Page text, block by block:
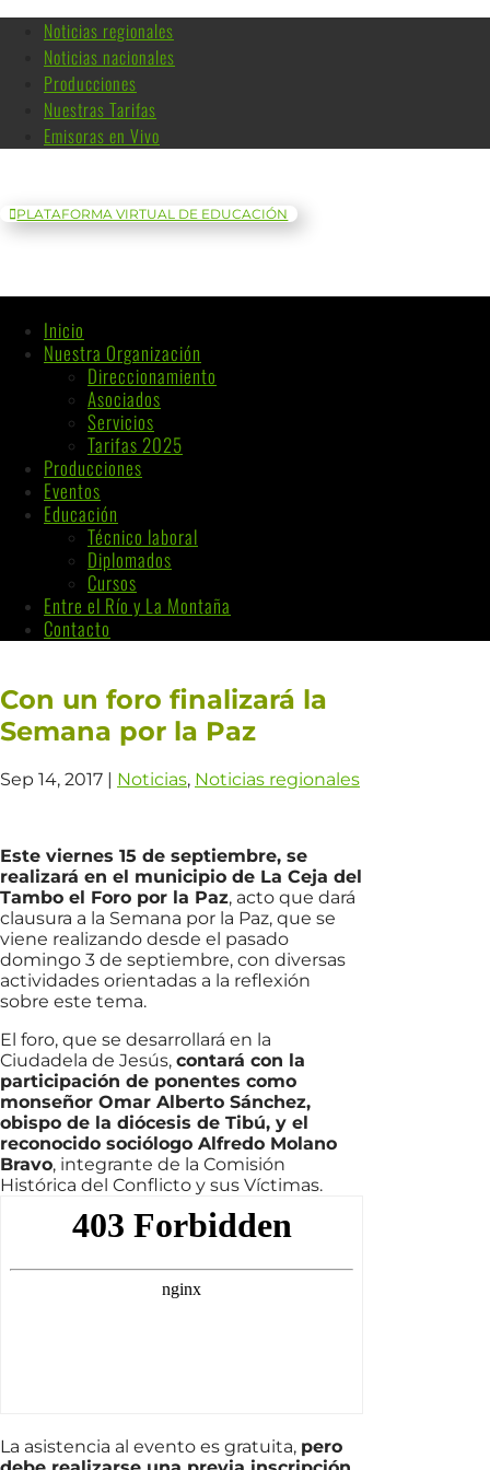
Noticias regionales
Noticias nacionales
Producciones
Nuestras Tarifas
Emisoras en Vivo
PLATAFORMA VIRTUAL DE EDUCACIÓN
Inicio
Nuestra Organización
Direccionamiento
Asociados
Servicios
Tarifas 2025
Producciones
Eventos
Educación
Técnico laboral
Diplomados
Cursos
Entre el Río y La Montaña
Contacto
Con un foro finalizará la
Semana por la Paz
Sep 14, 2017 | Noticias, Noticias regionales
Este viernes 15 de septiembre, se
realizará en el municipio de La Ceja del
Tambo el Foro por la Paz, acto que dará
clausura a la Semana por la Paz, que se
viene realizando desde el pasado
domingo 3 de septiembre, con diversas
actividades orientadas a la reflexión
sobre este tema.
El foro, que se desarrollará en la
Ciudadela de Jesús, contará con la
participación de ponentes como
monseñor Omar Alberto Sánchez,
obispo de la diócesis de Tibú, y el
reconocido sociólogo Alfredo Molano
Bravo, integrante de la Comisión
Histórica del Conflicto y sus Víctimas.
La asistencia al evento es gratuita, pero